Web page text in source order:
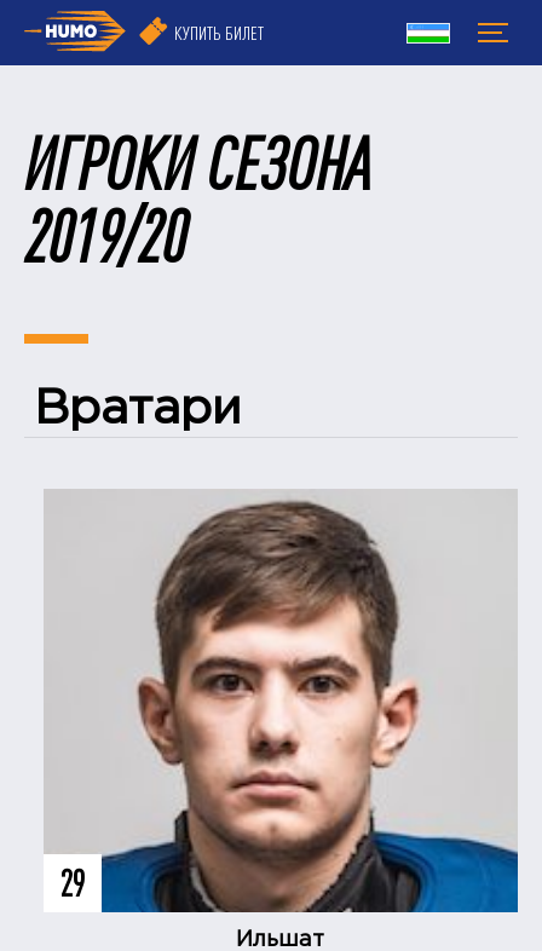
КУПИТЬ БИЛЕТ
ИГРОКИ СЕЗОНА
2019/20
Вратари
29
Ильшат